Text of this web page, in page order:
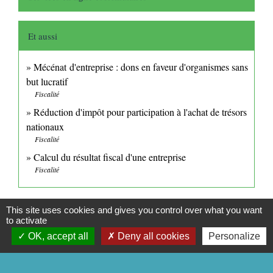
Et aussi
Mécénat d'entreprise : dons en faveur d'organismes sans
but lucratif
Fiscalité
Réduction d'impôt pour participation à l'achat de trésors
nationaux
Fiscalité
Calcul du résultat fiscal d'une entreprise
Fiscalité
Signaler une erreur sur cette page
This site uses cookies and gives you control over what you want
to activate
OK, accept all
Deny all cookies Personalize